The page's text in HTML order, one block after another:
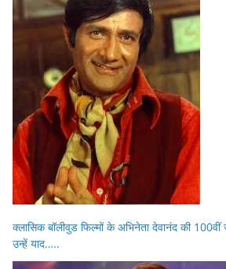
क्लासिक बॉलीवुड फिल्मों के अभिनेता देवानंद की
उन्हें याद…..